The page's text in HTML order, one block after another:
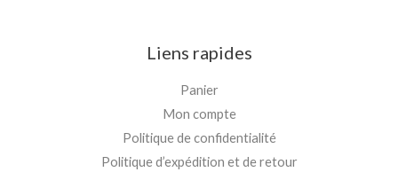
Liens rapides
Panier
Mon compte
Politique de confidentialité
Politique d’expédition et de retour